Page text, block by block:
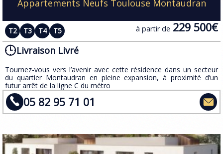
Appartements Neufs Toulouse Montaudran
T2 T3 T4 T5 à partir de 229 500€
Livraison Livré
Tournez-vous vers l’avenir avec cette résidence dans un secteur
du quartier Montaudran en pleine expansion, à proximité d’un
futur arrêt de la ligne C du métro
05 82 95 71 01